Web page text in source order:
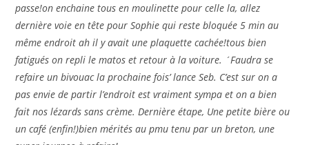
passe!on enchaine tous en moulinette pour celle la, allez
dernière voie en tête pour Sophie qui reste bloquée 5 min au
même endroit ah il y avait une plaquette cachée!tous bien
fatigués on repli le matos et retour à la voiture. ´Faudra se
refaire un bivouac la prochaine fois’ lance Seb. C’est sur on a
pas envie de partir l’endroit est vraiment sympa et on a bien
fait nos lézards sans crème. Dernière étape, Une petite bière ou
un café (enfin!)bien mérités au pmu tenu par un breton, une